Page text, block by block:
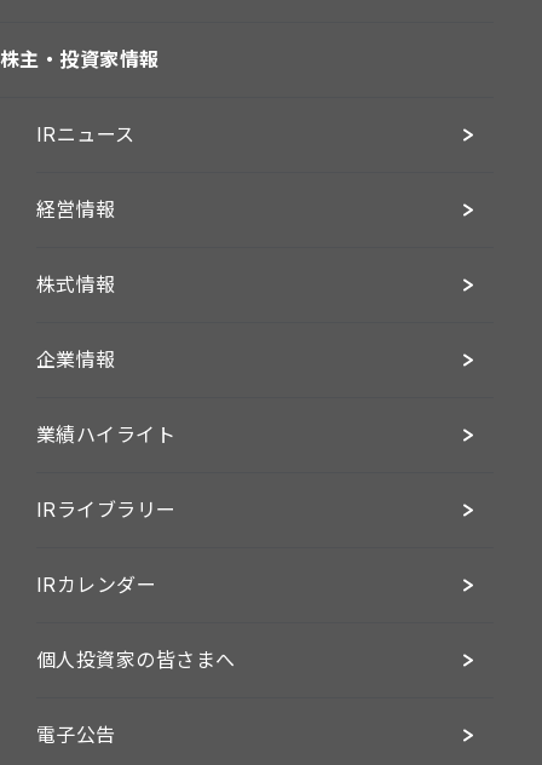
株主・投資家情報
IRニュース
経営情報
株式情報
企業情報
業績ハイライト
IRライブラリー
IRカレンダー
個人投資家の皆さまへ
電子公告